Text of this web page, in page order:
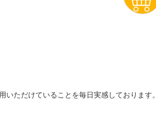
ただけていることを毎日実感しております。